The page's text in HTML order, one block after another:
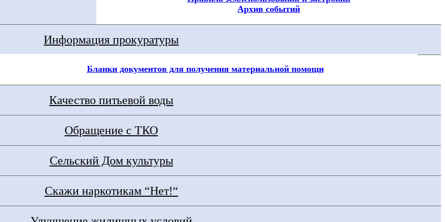
Архив событий
Информация прокуратуры
Бланки документов для получения материальной помощи
Качество питьевой воды
Обращение с ТКО
Сельский Дом культуры
Скажи наркотикам “Нет!“